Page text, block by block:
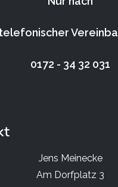
Nur nach
telefonischer
0172 - 34 32 031
Jens Meinecke
Am Dorfplatz 3